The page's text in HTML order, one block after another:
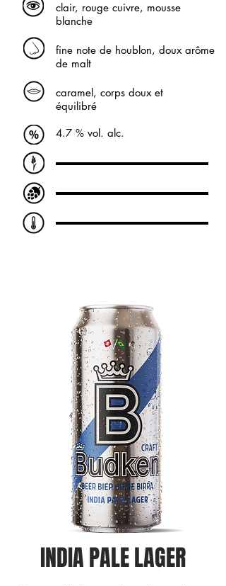
clair, rouge cuivre, mousse
blanche
fine note de houblon, doux arôme
de malt
caramel, corps doux et
équilibré
4.7 % vol. alc.
INDIA PALE LAGER